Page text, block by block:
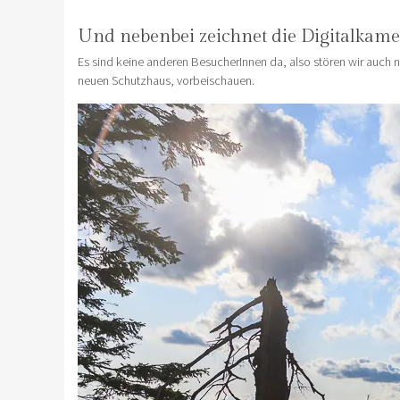
Und nebenbei zeichnet die
Es sind keine anderen BesucherInnen da, also stören wir
neuen Schutzhaus, vorbeischauen.